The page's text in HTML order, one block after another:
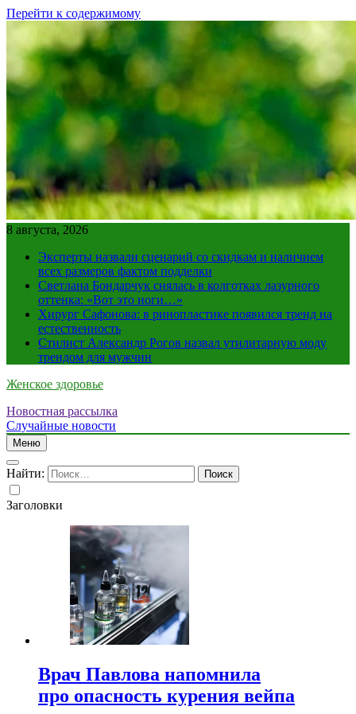
Перейти к содержимому
8 августа, 2026
Эксперты назвали сценарий со скидкам и наличием
всех размеров фактом подделки
Светлана Бондарчук снялась в колготках лазурного
оттенка: «Вот это ноги…»
Хирург Сафонова: в ринопластике появился тренд на
естественность
Стилист Александр Рогов назвал утилитарную моду
трендом для мужчин
Женское здоровье
Новостная рассылка
Случайные новости
Меню
Найти:
Заголовки
Врач Павлова напомнила
про опасность курения вейпа